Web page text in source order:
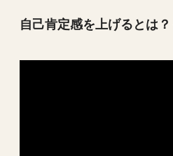
自己肯定感を上げるとは